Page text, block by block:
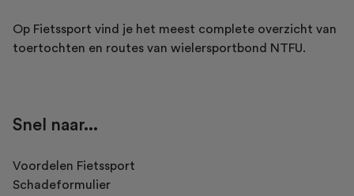
Op Fietssport vind je het meest complete overzicht van
toertochten en routes van wielersportbond NTFU.
Snel naar...
Voordelen Fietssport
Schadeformulier